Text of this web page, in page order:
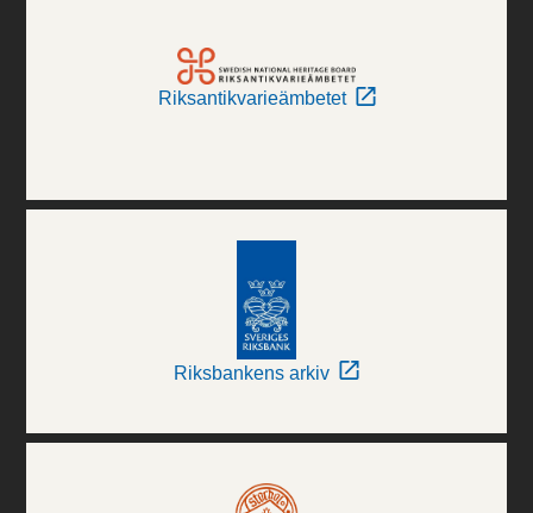
Riksantikvarieämbetet
Riksbankens arkiv